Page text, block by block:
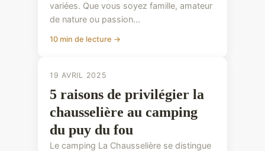
variées. Que vous soyez famille, amateur
de nature ou passion...
10 min de lecture →
19 AVRIL 2025
5 raisons de privilégier la
chausselière au camping
du puy du fou
Le camping La Chausselière se distingue